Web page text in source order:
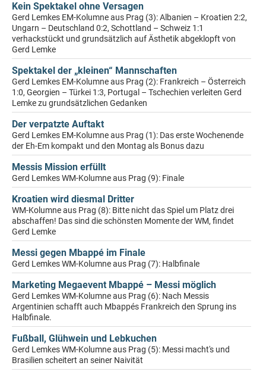
Kein Spektakel ohne Versagen
Gerd Lemkes EM-Kolumne aus Prag (3): Albanien – Kroatien 2:2,
Ungarn – Deutschland 0:2, Schottland – Schweiz 1:1
verhackstückt und grundsätzlich auf Ästhetik abgeklopft von
Gerd Lemke
Spektakel der „kleinen“ Mannschaften
Gerd Lemkes EM-Kolumne aus Prag (2): Frankreich – Österreich
1:0, Georgien – Türkei 1:3, Portugal – Tschechien verleiten Gerd
Lemke zu grundsätzlichen Gedanken
Der verpatzte Auftakt
Gerd Lemkes EM-Kolumne aus Prag (1): Das erste Wochenende
der Eh-Em kompakt und den Montag als Bonus dazu
Messis Mission erfüllt
Gerd Lemkes WM-Kolumne aus Prag (9): Finale
Kroatien wird diesmal Dritter
WM-Kolumne aus Prag (8): Bitte nicht das Spiel um Platz drei
abschaffen! Das sind die schönsten Momente der WM, findet
Gerd Lemke
Messi gegen Mbappé im Finale
Gerd Lemkes WM-Kolumne aus Prag (7): Halbfinale
Marketing Megaevent Mbappé – Messi möglich
Gerd Lemkes WM-Kolumne aus Prag (6): Nach Messis
Argentinien schafft auch Mbappés Frankreich den Sprung ins
Halbfinale.
Fußball, Glühwein und Lebkuchen
Gerd Lemkes WM-Kolumne aus Prag (5): Messi macht's und
Brasilien scheitert an seiner Naivität